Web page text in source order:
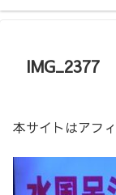
IMG_2377
本サイトはアフ